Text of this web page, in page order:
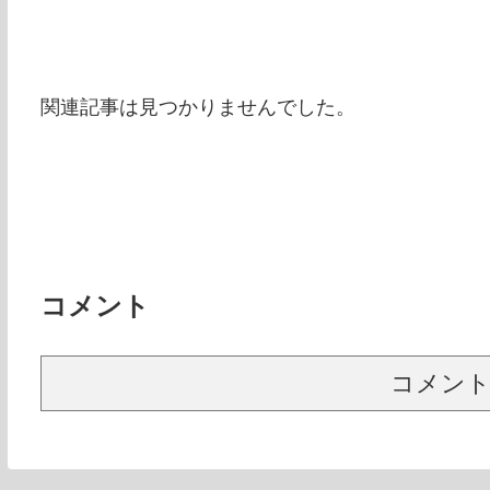
関連記事は見つかりませんでした。
コメント
コメン